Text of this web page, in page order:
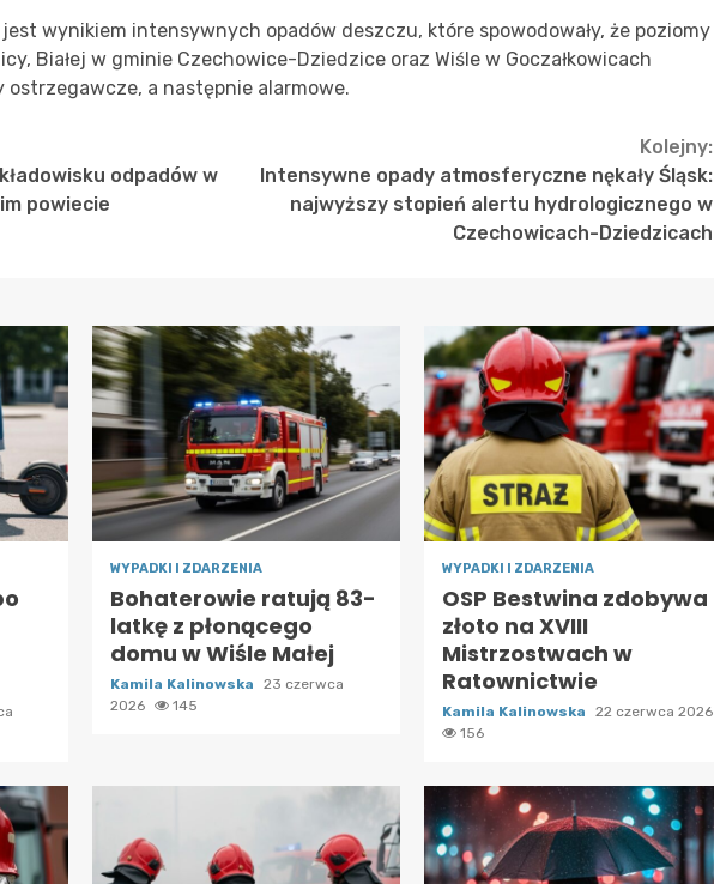
wynikiem intensywnych opadów deszczu, które spowodowały, że poziomy
Białej w gminie Czechowice-Dziedzice oraz Wiśle w Goczałkowicach
ostrzegawcze, a następnie alarmowe.
odpadów w
powiecie
Kolejny:
Intensywne opady atmosferyczne nękały Śląsk:
najwyższy stopień alertu hydrologicznego w
Czechowicach-Dziedzicach
WYPADKI I ZDARZENIA
Bohaterowie ratują 83-
latkę z płonącego
domu w Wiśle Małej
Kamila Kalinowska
23 czerwca
2026
145
WYPADKI I ZDARZENIA
OSP Bestwina zdobywa
złoto na XVIII
Mistrzostwach w
Ratownictwie
Kamila Kalinowska
22 czerwca 2026
156